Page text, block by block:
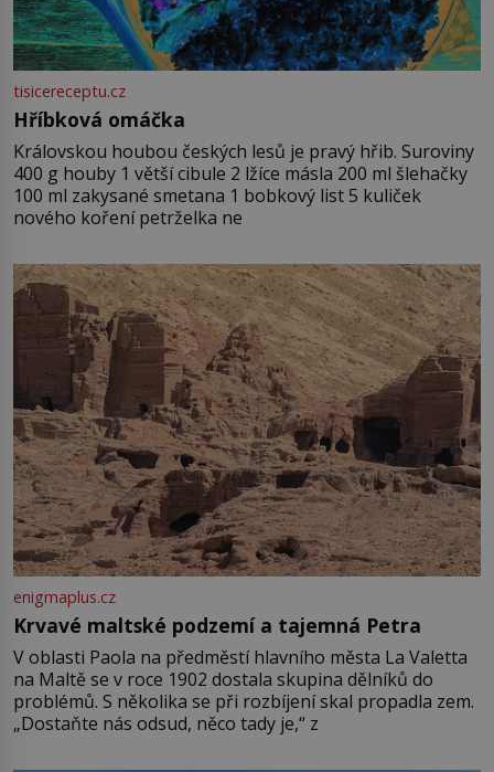
tisicereceptu.cz
Hříbková omáčka
Královskou houbou českých lesů je pravý hřib. Suroviny
400 g houby 1 větší cibule 2 lžíce másla 200 ml šlehačky
100 ml zakysané smetana 1 bobkový list 5 kuliček
nového koření petrželka ne
enigmaplus.cz
Krvavé maltské podzemí a tajemná Petra
V oblasti Paola na předměstí hlavního města La Valetta
na Maltě se v roce 1902 dostala skupina dělníků do
problémů. S několika se při rozbíjení skal propadla zem.
„Dostaňte nás odsud, něco tady je,“ z